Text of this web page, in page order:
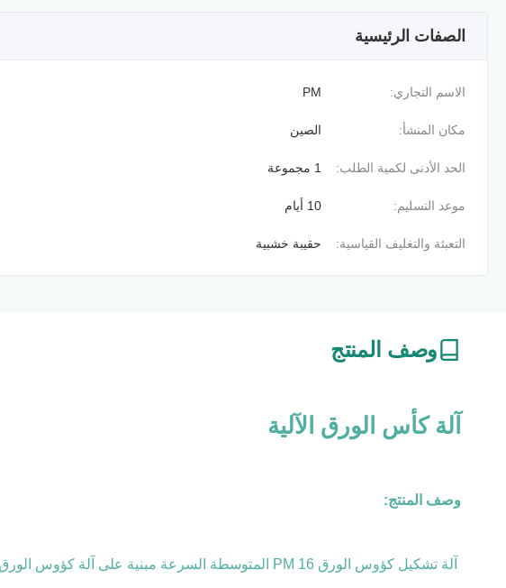
الصفات الرئيسية
الاسم التجاري: PM
مكان المنشأ: الصين
الحد الأدنى لكمية الطلب: 1 مجموعة
موعد التسليم: 10 أيام
التعبئة والتغليف القياسية: حقيبة خشبية
وصف المنتج
آلة كأس الورق الآلية
وصف المنتج:
آلة تشكيل كؤوس الورق PM 16 المتوسطة السرعة مبنية على آلة كؤوس الورق ذات المحور الرأسي.تم تحسين استقرار وسرعة الإنتاج من الآلة بأكملها إلى حد كبير.